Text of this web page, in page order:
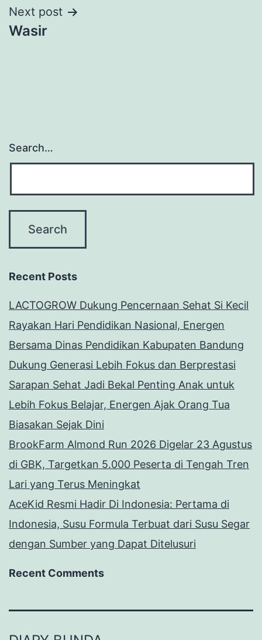
Next post
Wasir
Search…
Recent Posts
LACTOGROW Dukung Pencernaan Sehat Si Kecil
Rayakan Hari Pendidikan Nasional, Energen
Bersama Dinas Pendidikan Kabupaten Bandung
Dukung Generasi Lebih Fokus dan Berprestasi
Sarapan Sehat Jadi Bekal Penting Anak untuk
Lebih Fokus Belajar, Energen Ajak Orang Tua
Biasakan Sejak Dini
BrookFarm Almond Run 2026 Digelar 23 Agustus
di GBK, Targetkan 5.000 Peserta di Tengah Tren
Lari yang Terus Meningkat
AceKid Resmi Hadir Di Indonesia: Pertama di
Indonesia, Susu Formula Terbuat dari Susu Segar
dengan Sumber yang Dapat Ditelusuri
Recent Comments